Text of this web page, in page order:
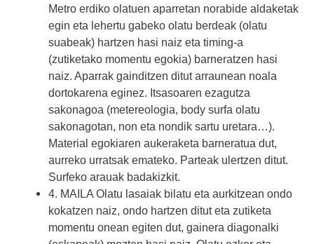
Metro erdiko olatuen aparretan norabide aldaketak
egin eta lehertu gabeko olatu berdeak (olatu
suabeak) hartzen hasi naiz eta timing-a
(zutiketako momentu egokia) barneratzen hasi
naiz. Aparrak gainditzen ditut arraunean noala
dortokarena eginez. Itsasoaren ezagutza
sakonagoa (metereologia, body surfa olatu
sakonagotan, non eta nondik sartu uretara…).
Material egokiaren aukeraketa barneratua dut,
aurreko urratsak emateko. Parteak ulertzen ditut.
Surfeko arauak badakizkit.
4. MAILA Olatu lasaiak bilatu eta aurkitzean ondo
kokatzen naiz, ondo hartzen ditut eta zutiketa
momentu onean egiten dut, gainera diagonalki